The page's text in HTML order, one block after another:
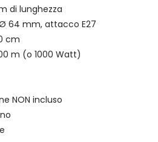
di lunghezza
64 mm, attacco E27
cm
m (o 1000 Watt)
NON incluso